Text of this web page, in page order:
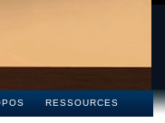
RESSOURCES